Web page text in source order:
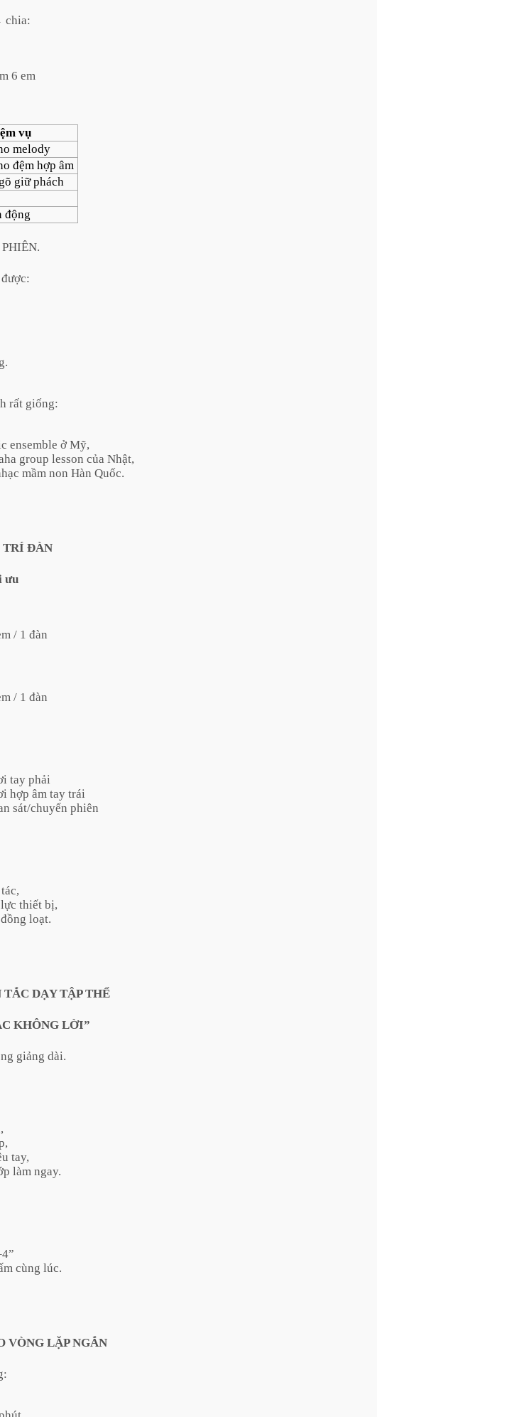
chia:
6 em
vụ
melody
đệm hợp âm
giữ phách
động
rất giống:
ensemble ở Mỹ,
group lesson của Nhật,
mầm non Hàn Quốc.
TRÍ ĐÀN
ưu
/ 1 đàn
/ 1 đàn
tay phải
hợp âm tay trái
sát/chuyển phiên
thiết bị,
loạt.
DẠY TẬP THỂ
KHÔNG LỜI”
giảng dài.
tay,
làm ngay.
cùng lúc.
VÒNG LẶP NGẮN